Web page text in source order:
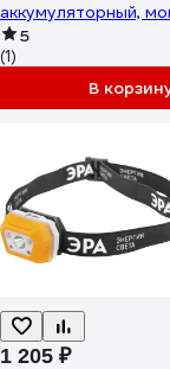
аккумуляторный,
яркий, 4 режима,
черный Б0061089
5
(1)
В
1 205 ₽